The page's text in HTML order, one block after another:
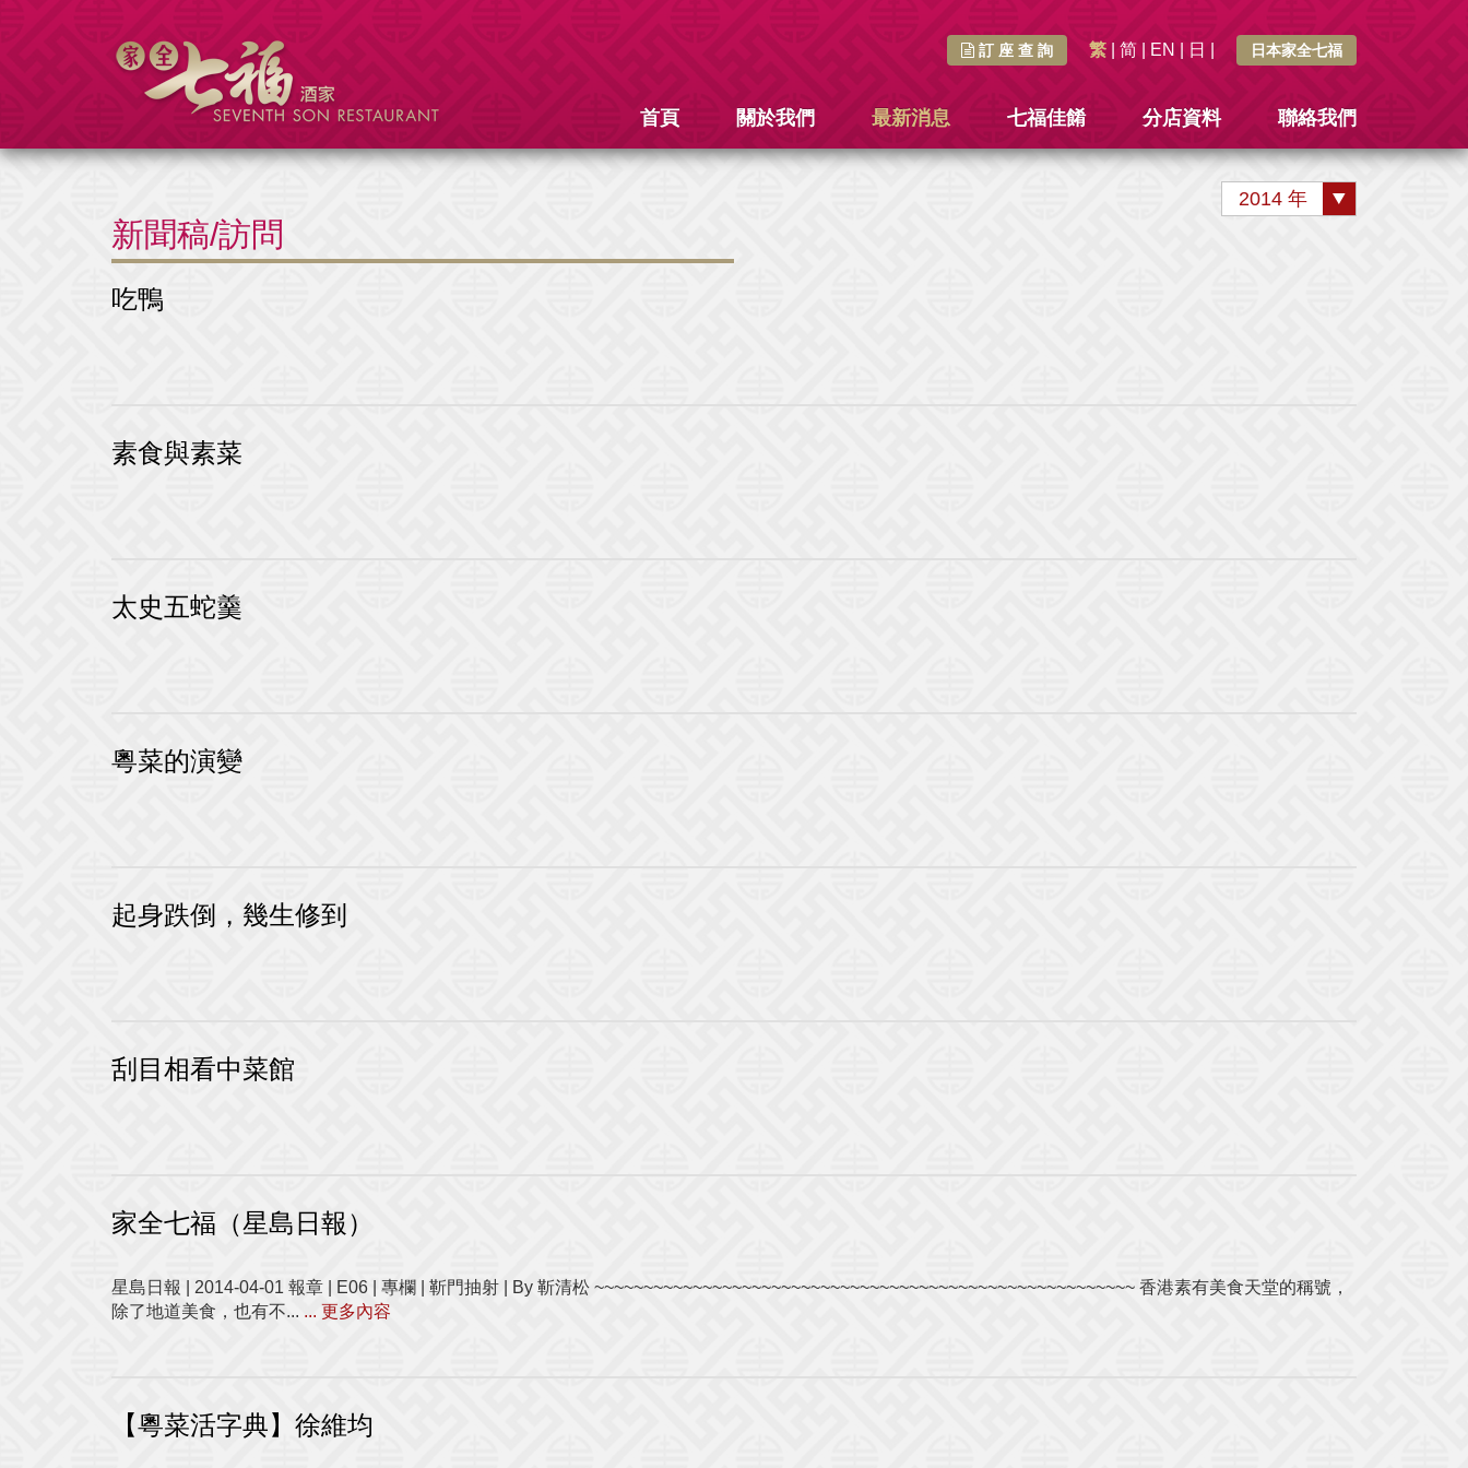
日本家全七福
繁 简 EN 日
訂 座 查 詢
首頁 關於我們 最新消息 七福佳餚 分店資料 聯絡我們
2014 年
新聞稿/訪問
吃鴨
素食與素菜
太史五蛇羹
粵菜的演變
起身跌倒，幾生修到
刮目相看中菜館
家全七福（星島日報）
星島日報 | 2014-04-01 報章 | E06 | 專欄 | 靳門抽射 | By 靳清松 ~~~~~~~~~~~~~~~~~~~~~~~~~~~~~~~~~~~~~~~~~~~~~~~~~~~~~~~ 香港素有美食天堂的稱號，
除了地道美食，也有不... ... 更多內容
【粵菜活字典】徐維均